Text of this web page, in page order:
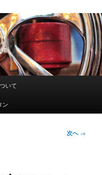
いて
ン
次へ→